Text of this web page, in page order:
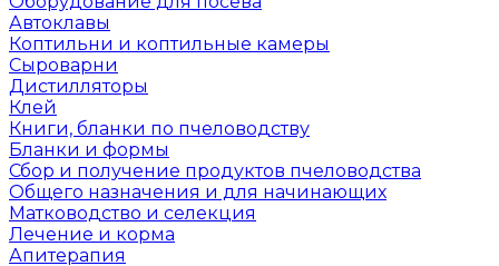
Автоклавы
Коптильни и коптильные камеры
Сыроварни
Дистилляторы
Клей
Книги, бланки по пчеловодству
Бланки и формы
Сбор и получение продуктов пчеловодства
Общего назначения и для начинающих
Матководство и селекция
Лечение и корма
Апитерапия